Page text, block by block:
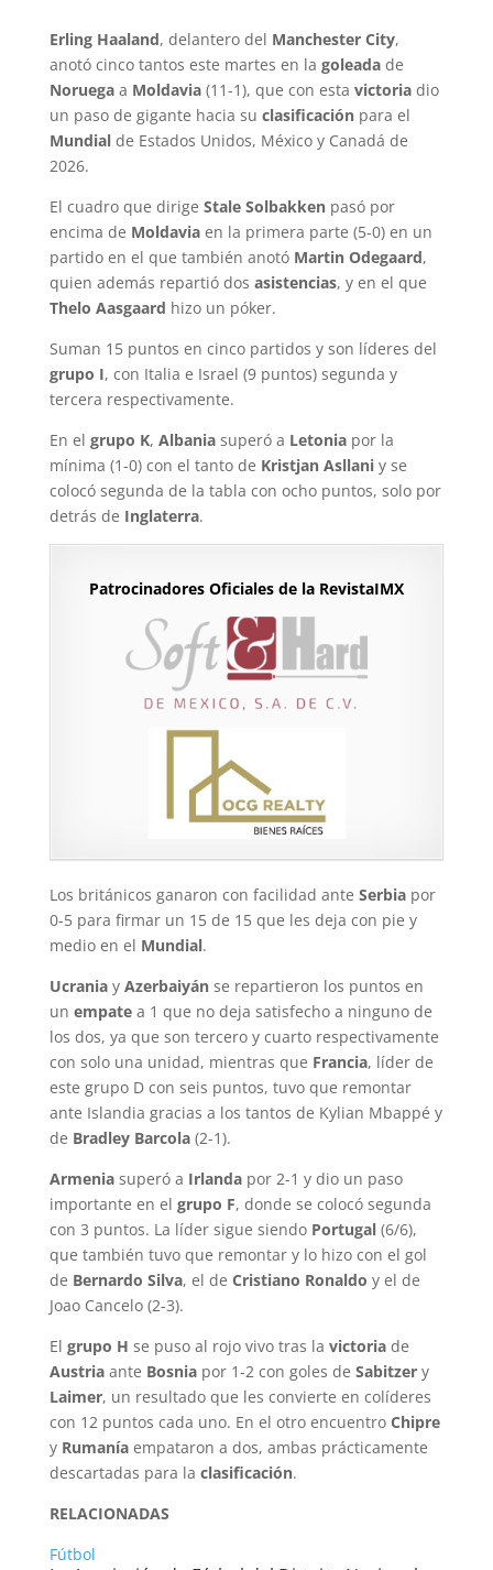
Erling Haaland, delantero del Manchester City,
anotó cinco tantos este martes en la goleadade
Noruegaa Moldavia(11-1), que con esta victoriadio
un paso de gigante hacia su clasificaciónpara el
Mundialde Estados Unidos, México y Canadá de
2026.
El cuadro que dirige Stale Solbakkenpasó por
encima de Moldaviaen la primera parte (5-0) en un
partido en el que también anotó Martin Odegaard,
quien además repartió dos asistencias, y en el que
Thelo Aasgaard hizo un póker.
Suman 15 puntos en cinco partidos y son líderes del
grupo I, con Italia e Israel (9 puntos) segunda y
tercera respectivamente.
En el grupo K, Albaniasuperó a Letoniapor la
mínima (1-0) con el tanto de Kristjan Asllaniy se
colocó segunda de la tabla con ocho puntos, solo por
detrás de Inglaterra.
Patrocinadores Oficiales de la RevistaIMX
Los británicos ganaron con facilidad ante Serbiapor
0-5 para firmar un 15 de 15 que les deja con pie y
medio en el Mundial.
Ucraniay Azerbaiyánse repartieron los puntos en
un empatea 1 que no deja satisfecho a ninguno de
los dos, ya que son tercero y cuarto respectivamente
con solo una unidad, mientras que Francia, líder de
este grupo D con seis puntos, tuvo que remontar
ante Islandia gracias a los tantos de Kylian Mbappé y
de Bradley Barcola(2-1).
Armeniasuperó a Irlandapor 2-1 y dio un paso
importante en el grupo F, donde se colocó segunda
con 3 puntos. La líder sigue siendo Portugal(6/6),
que también tuvo que remontar y lo hizo con el gol
de Bernardo Silva, el de Cristiano Ronaldo y el de
Joao Cancelo (2-3).
El grupo H se puso al rojo vivo tras la victoriade
Austriaante Bosniapor 1-2 con goles de Sabitzery
Laimer, un resultado que les convierte en colíderes
con 12 puntos cada uno. En el otro encuentro Chipre
y Rumaníaempataron a dos, ambas prácticamente
descartadas para la clasificación.
RELACIONADAS
Fútbol